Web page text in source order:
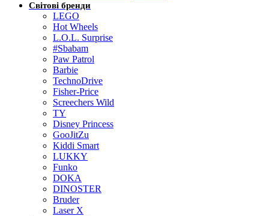
Світові бренди
LEGO
Hot Wheels
L.O.L. Surprise
#Sbabam
Paw Patrol
Barbie
TechnoDrive
Fisher-Price
Screechers Wild
TY
Disney Princess
GooJitZu
Kiddi Smart
LUKKY
Funko
DOKA
DINOSTER
Bruder
Laser X